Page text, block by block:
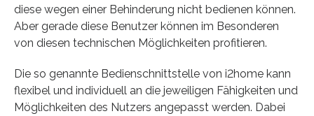
diese wegen einer Behinderung nicht bedienen können.
Aber gerade diese Benutzer können im Besonderen
von diesen technischen Möglichkeiten profitieren.
Die so genannte Bedienschnittstelle von i2home kann
flexibel und individuell an die jeweiligen Fähigkeiten und
Möglichkeiten des Nutzers angepasst werden. Dabei